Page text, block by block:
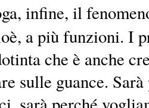
infine, il
a più funzioni. I
che è anche
sulle guance.